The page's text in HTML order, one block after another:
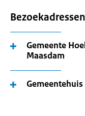
Bezoekadressen
Gemeente
Maasdam